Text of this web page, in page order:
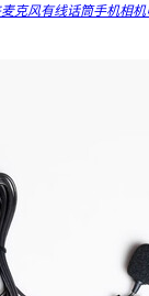
克风有线话筒手机相